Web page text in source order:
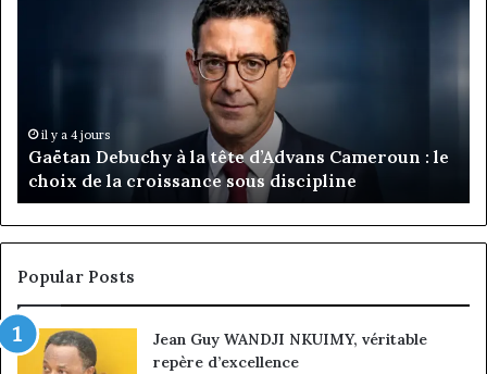
choix
de
la
croissance
sous
il y a 4 jours
Gaëtan Debuchy à la tête d’Advans Cameroun : le
choix de la croissance sous discipline
à
la
Popular Posts
Jean Guy WANDJI NKUIMY, véritable
repère d’excellence